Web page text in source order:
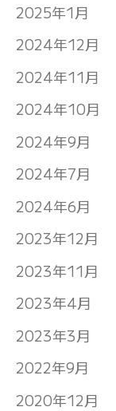
2025年1月
2024年12月
2024年11月
2024年10月
2024年9月
2024年7月
2024年6月
2023年12月
2023年11月
2023年4月
2023年3月
2022年9月
2020年12月